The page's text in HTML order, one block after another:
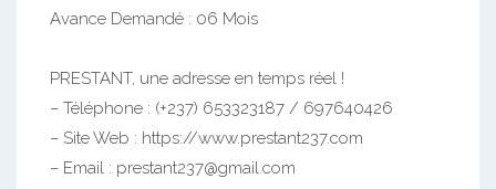
Avance Demandé : 06 Mois
PRESTANT, une adresse en temps réel !
– Téléphone : (+237) 653323187 / 697640426
– Site Web : https://www.prestant237.com
– Email : prestant237@gmail.com